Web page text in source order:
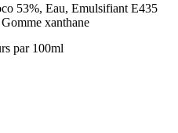
53%, Eau, Emulsifiant E435
xanthane
par 100ml